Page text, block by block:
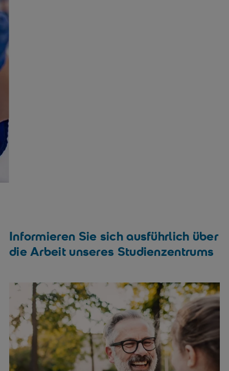
Hals-Nasen-Ohren-Erkrankungen
Informieren Sie sich ausführlich über
die Arbeit unseres Studienzentrums